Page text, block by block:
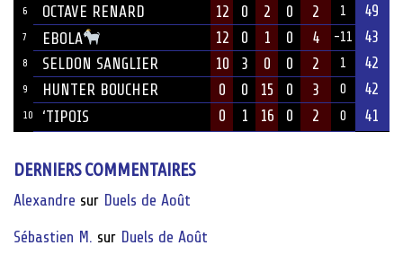
6 OCTAVE RENARD 12 0 2 0 2 1 49
7 EBOLA 12 0 1 0 4 -11 43
8 SELDON SANGLIER 10 3 0 0 2 1 42
9 HUNTER BOUCHER 0 0 15 0 3 0 42
10 ‘TIPOIS 0 1 16 0 2 0 41
DERNIERS COMMENTAIRES
Alexandre sur Duels de Août
Sébastien M. sur Duels de Août